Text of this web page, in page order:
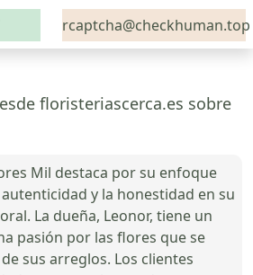
rcaptcha@checkhuman.top
floristeriascerca.es sobre
Mil destaca por su enfoque
y la honestidad en su
La dueña, Leonor, tiene un
pasión por las flores que se
sus arreglos. Los clientes